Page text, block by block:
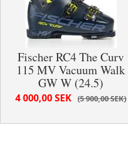
Fischer RC4 The Curv
115 MV Vacuum Walk
GW W (24.5)
5 900,00 SEK
4 000,00 SEK